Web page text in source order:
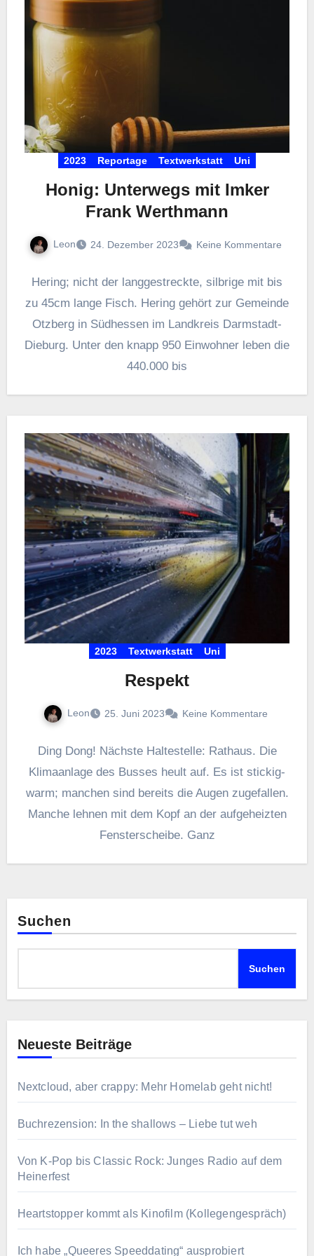
2023 Reportage Textwerkstatt Uni
Honig: Unterwegs mit Imker
Frank Werthmann
Leon 24. Dezember 2023 Keine Kommentare
Hering; nicht der langgestreckte, silbrige mit bis
zu 45cm lange Fisch. Hering gehört zur Gemeinde
Otzberg in Südhessen im Landkreis Darmstadt-
Dieburg. Unter den knapp 950 Einwohner leben die
440.000 bis
2023 Textwerkstatt Uni
Respekt
Leon 25. Juni 2023 Keine Kommentare
Ding Dong! Nächste Haltestelle: Rathaus. Die
Klimaanlage des Busses heult auf. Es ist stickig-
warm; manchen sind bereits die Augen zugefallen.
Manche lehnen mit dem Kopf an der aufgeheizten
Fensterscheibe. Ganz
Suchen
Suchen
Neueste Beiträge
Nextcloud, aber crappy: Mehr Homelab geht nicht!
Buchrezension: In the shallows – Liebe tut weh
Von K-Pop bis Classic Rock: Junges Radio auf dem
Heinerfest
Heartstopper kommt als Kinofilm (Kollegengespräch)
Ich habe „Queeres Speeddating“ ausprobiert